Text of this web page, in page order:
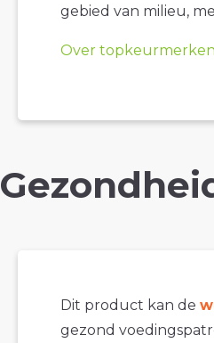
gebied van milieu,
Over topkeurmerken
Dit product kan de
gezond